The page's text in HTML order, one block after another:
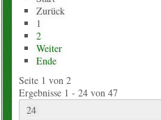
Neues vom Hof
unsere Angebote
Wissenslexikon
EM-Info
Zurück
1
2
Weiter
Ende
Seite 1 von 2
Ergebnisse 1 - 24 von 47